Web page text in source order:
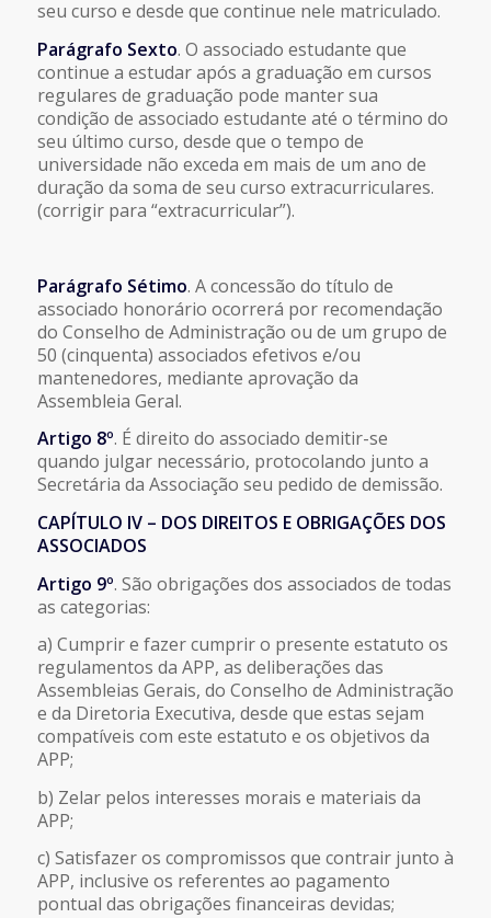
seu curso e desde que continue nele matriculado.
Parágrafo Sexto. O associado estudante que
continue a estudar após a graduação em cursos
regulares de graduação pode manter sua
condição de associado estudante até o término do
seu último curso, desde que o tempo de
universidade não exceda em mais de um ano de
duração da soma de seu curso extracurriculares.
(corrigir para “extracurricular”).
Parágrafo Sétimo. A concessão do título de
associado honorário ocorrerá por recomendação
do Conselho de Administração ou de um grupo de
50 (cinquenta) associados efetivos e/ou
mantenedores, mediante aprovação da
Assembleia Geral.
Artigo 8º. É direito do associado demitir-se
quando julgar necessário, protocolando junto a
Secretária da Associação seu pedido de demissão.
CAPÍTULO IV – DOS DIREITOS E OBRIGAÇÕES DOS
ASSOCIADOS
Artigo 9º. São obrigações dos associados de todas
as categorias:
a) Cumprir e fazer cumprir o presente estatuto os
regulamentos da APP, as deliberações das
Assembleias Gerais, do Conselho de Administração
e da Diretoria Executiva, desde que estas sejam
compatíveis com este estatuto e os objetivos da
APP;
b) Zelar pelos interesses morais e materiais da
APP;
c) Satisfazer os compromissos que contrair junto à
APP, inclusive os referentes ao pagamento
pontual das obrigações financeiras devidas;